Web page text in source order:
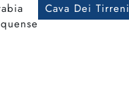
Cava Dei Tirreni